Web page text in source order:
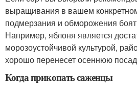
выращивания в вашем
подмерзания и обморожения
Например, яблоня является
морозоустойчивой культурой,
хорошо перенесет осеннюю
Когда прикопать саженцы